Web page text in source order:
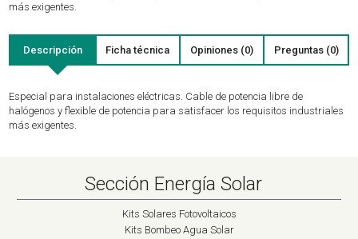
más exigentes.
Descripción Ficha técnica Opiniones (0) Preguntas (0)
Especial para instalaciones eléctricas. Cable de potencia libre de
halógenos y flexible de potencia para satisfacer los requisitos industriales
más exigentes.
Sección Energía Solar
Kits Solares Fotovoltaicos
Kits Bombeo Agua Solar